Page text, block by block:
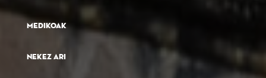
medikoak
nekez ari